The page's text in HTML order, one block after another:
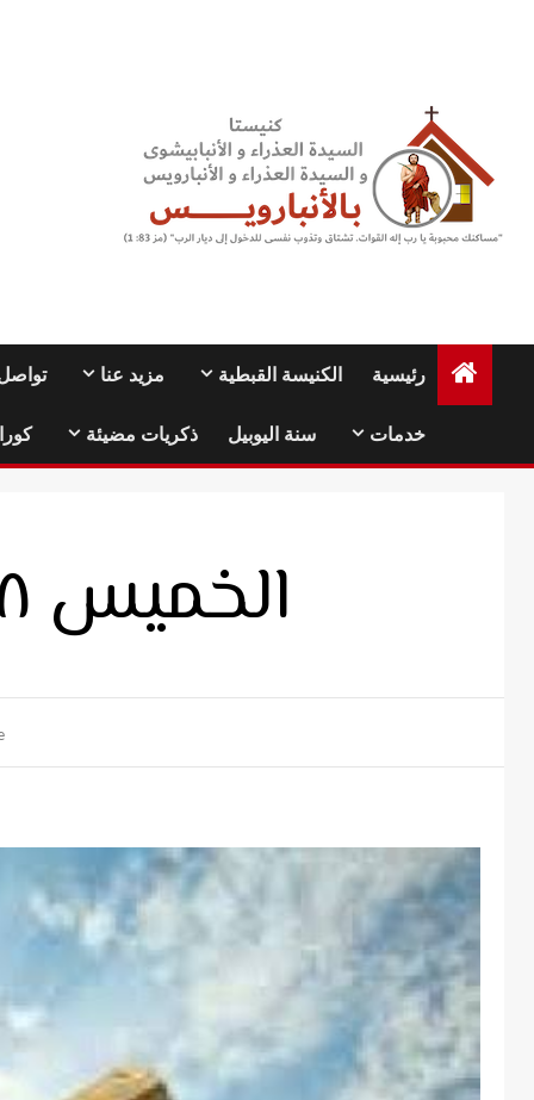
رئيسية الكنيسة القبطية مزيد عنا
خدمات سنة اليوبيل ذكريات مضيئة
الخميس ١٨ -٣-٢٠٢١م ٩ برمهات ١٧٣٧ ش